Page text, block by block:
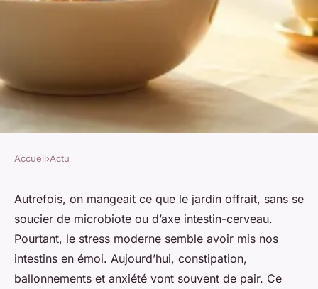
Les meilleurs conseils pour
gérer stress et digestion avec
les probiotiques
Gordon•01/04/2026 14:31•10 min de lecture
Accueil›Actu
Autrefois, on mangeait ce que le jardin offrait, sans se
soucier de microbiote ou d’axe intestin-cerveau.
Pourtant, le stress moderne semble avoir mis nos
intestins en émoi. Aujourd’hui, constipation,
ballonnements et anxiété vont souvent de pair. Ce